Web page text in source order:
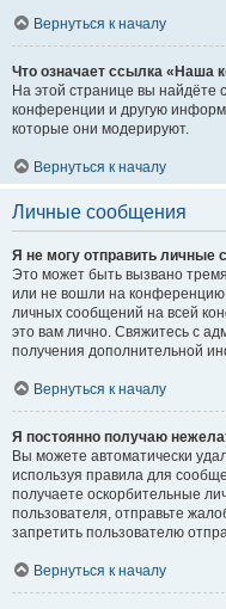
Вернуться к началу
Что означает ссылка «Наша
На этой странице вы найдёте
конференции и другую
которые они модерируют.
Вернуться к началу
Личные сообщения
Я не могу отправить личные
Это может быть вызвано
или не вошли на
личных сообщений на всей
это вам лично. Свяжитесь с
получения дополнительной
Вернуться к началу
Я постоянно получаю
Вы можете автоматически
используя правила для
получаете оскорбительные
пользователя, отправьте
запретить пользователю
Вернуться к началу